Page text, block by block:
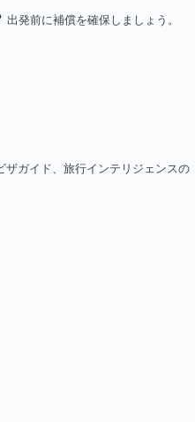
出発前に補償を確保しましょう。
ガイド、旅行インテリジェンスの